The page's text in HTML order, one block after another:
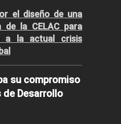
el diseño de una
de la CELAC para
a la actual crisis
su compromiso
de Desarrollo